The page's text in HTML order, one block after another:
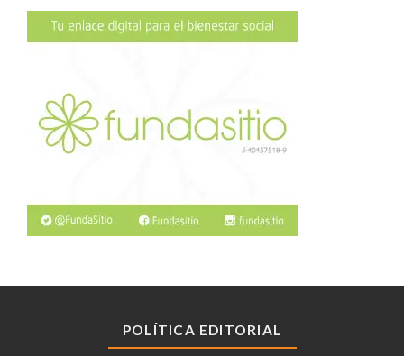
POLÍTICA EDITORIAL